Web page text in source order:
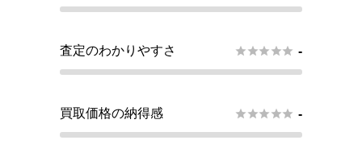
査定のわかりやすさ  -
買取価格の納得感  -